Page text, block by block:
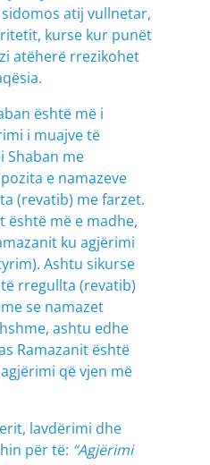
atij vullnetar,
kurse kur punët
atëherë rrezikohet
është më i
i muajve të
Shaban me
e namazeve
(revatib) me farzet.
është më e madhe,
ku agjërimi
Ashtu sikurse
rregullta (revatib)
se namazet
ashtu edhe
Ramazanit është
që vjen më
lavdërimi dhe
për të: “Agjërimi